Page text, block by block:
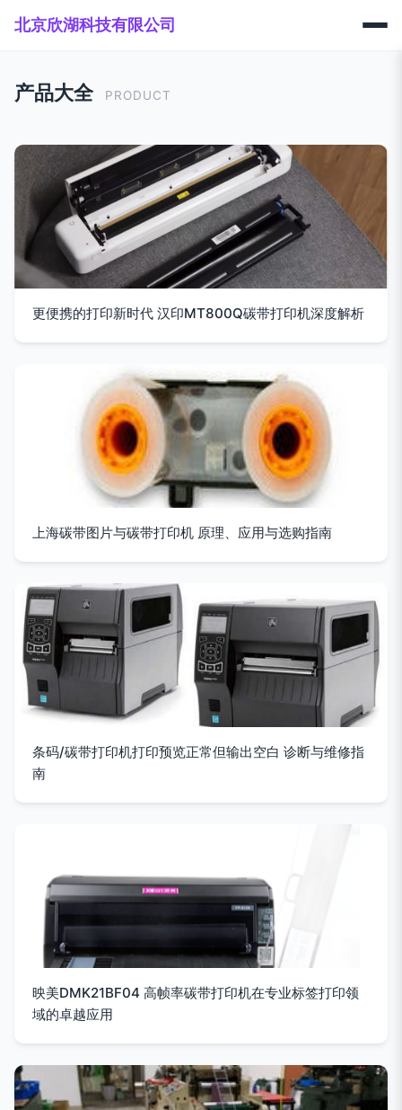
北京欣湖科技有限公司
产品大全 PRODUCT
更便携的打印新时代 汉印MT800Q碳带打印机深度解析
上海碳带图片与碳带打印机 原理、应用与选购指南
条码/碳带打印机打印预览正常但输出空白 诊断与维修指
南
映美DMK21BF04 高帧率碳带打印机在专业标签打印领
域的卓越应用